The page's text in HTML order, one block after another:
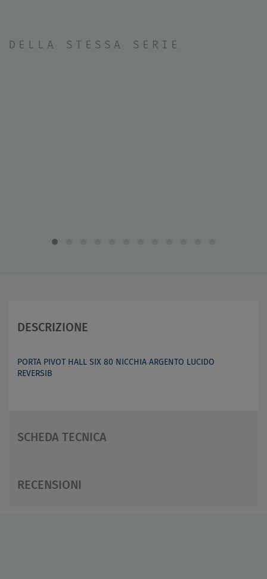
DELLA STESSA SERIE
DESCRIZIONE
PORTA PIVOT HALL SIX 80 NICCHIA ARGENTO LUCIDO
REVERSIB
SCHEDA TECNICA
RECENSIONI